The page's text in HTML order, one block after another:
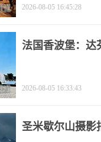
2026-08-05 16:45:28
法国香波堡：达
2026-08-05 16:33:43
圣米歇尔山摄影